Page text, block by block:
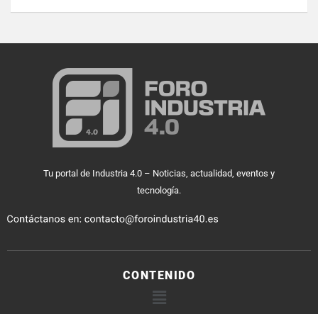
Tu portal de Industria 4.0 – Noticias, actualidad, eventos y
tecnología.
CONTENIDO